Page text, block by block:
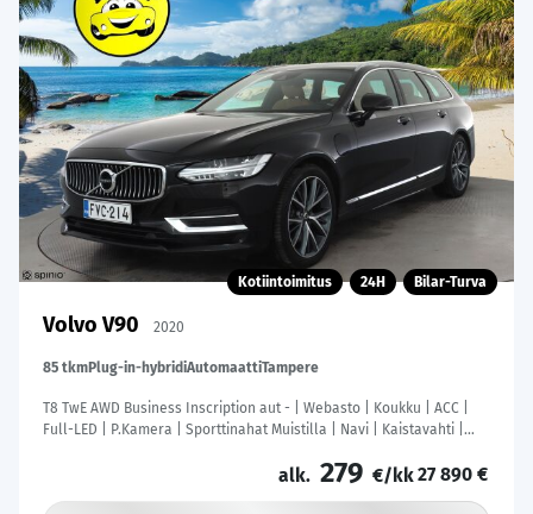
Kotiintoimitus 24H Bilar-Turva
Volvo V90 2020
85 tkmPlug-in-hybridiAutomaattiTampere
T8 TwE AWD Business Inscription aut - | Webasto | Koukku | ACC |
Full-LED | P.Kamera | Sporttinahat Muistilla | Navi | Kaistavahti |
alk. 279 €/kk27 890 €